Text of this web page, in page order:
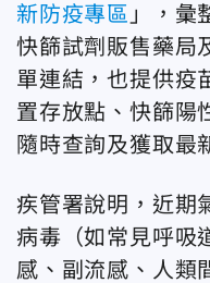
新防疫專區 」，彙
快篩試劑販售藥局
單連結，也提供疫
置存放點、快篩陽
隨時查詢及獲取最
疾管署說明，近期
病毒（如常見呼吸
感、副流感、人類